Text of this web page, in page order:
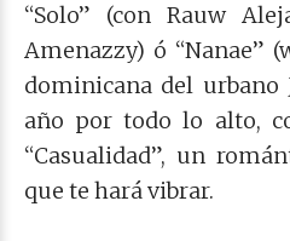
“Solo” (con Rauw
Amenazzy) ó “Nanae”
dominicana del urbano
año por todo lo alto,
“Casualidad”, un
que te hará vibrar.